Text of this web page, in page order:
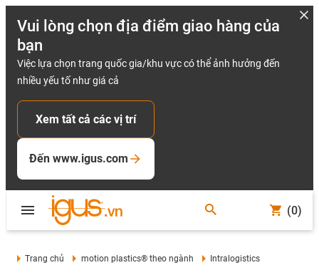
Vui lòng chọn địa điểm giao hàng của
bạn
Việc lựa chọn trang quốc gia/khu vực có thể ảnh hưởng đến
nhiều yếu tố như giá cả
Xem tất cả các vị trí
Đến www.igus.com
(0)
Trang chủ motion plastics® theo ngành Intralogistics